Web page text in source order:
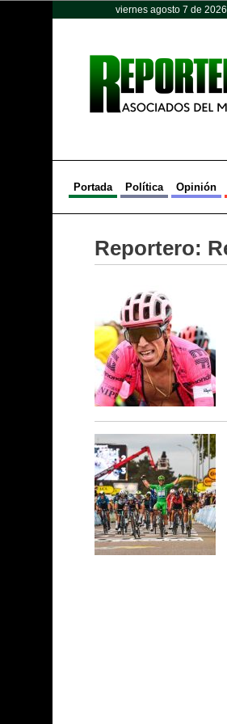
viernes agosto 7 de 2026
Portada Política Opinión
Reportero:
Opinión Política